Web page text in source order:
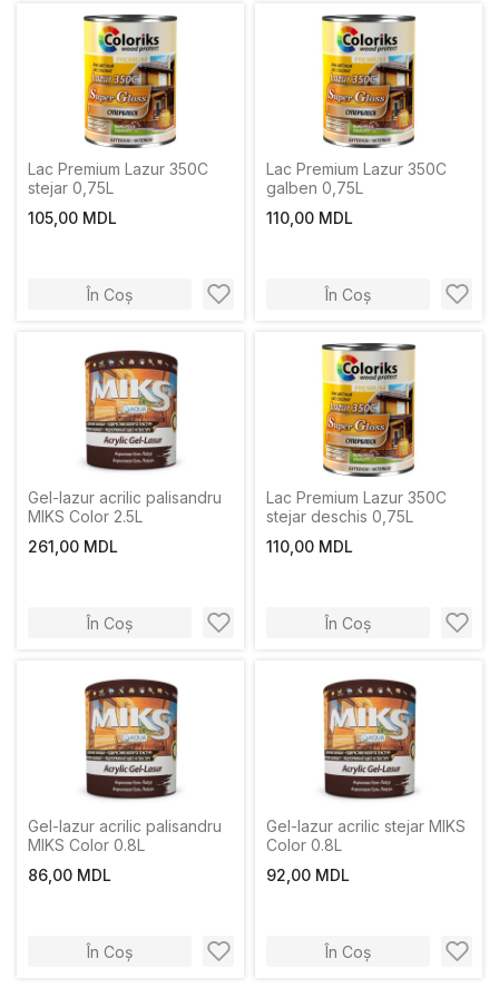
Lac Premium Lazur 350C
stejar 0,75L
105,00 MDL
În Coș
Lac Premium Lazur 350C
galben 0,75L
110,00 MDL
În Coș
Gel-lazur acrilic palisandru
MIKS Color 2.5L
261,00 MDL
În Coș
Lac Premium Lazur 350C
stejar deschis 0,75L
110,00 MDL
În Coș
Gel-lazur acrilic palisandru
MIKS Color 0.8L
86,00 MDL
În Coș
Gel-lazur acrilic stejar MIKS
Color 0.8L
92,00 MDL
În Coș